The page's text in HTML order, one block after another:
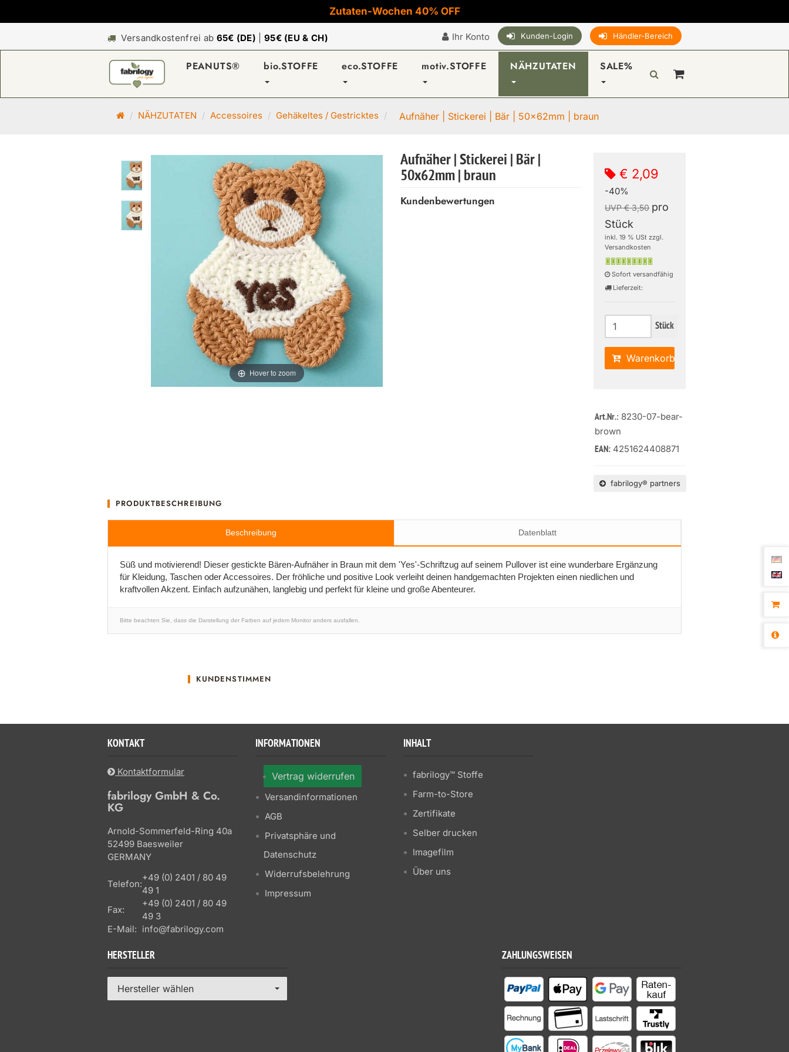
Zutaten-Wochen 40% OFF
Versandkostenfrei ab 65€ (DE) 95€ (EU & CH) Ihr Konto Kunden-Login Händler-Bereich
PEANUTS® bio.STOFFE eco.STOFFE motiv.STOFFE NÄHZUTATEN SALE%
S
s
e
i
t
NÄHZUTATEN Accessoires Gehäkeltes / Gestricktes Aufnäher | Stickerei | Bär | 50x62mm | braun
Hover to zoom
Aufnäher | Stickerei | Bär |
50x62mm | braun
Kundenbewertungen
€ 2,09
-40%
UVP € 3,50 pro
Stück
inkl. 19 % USt zzgl.
Versandkosten
Sofort versandfähig
Lieferzeit:
Stück
Warenkorb
Art.Nr.: 8230-07-bear-
brown
EAN: 4251624408871
fabrilogy® partners
PRODUKTBESCHREIBUNG
Beschreibung Datenblatt
Süß und motivierend! Dieser gestickte Bären-Aufnäher in Braun mit dem 'Yes'-Schriftzug auf seinem Pullover ist eine wunderbare Ergänzung
für Kleidung, Taschen oder Accessoires. Der fröhliche und positive Look verleiht deinen handgemachten Projekten einen niedlichen und
kraftvollen Akzent. Einfach aufzunähen, langlebig und perfekt für kleine und große Abenteurer.
Bitte beachten Sie, dass die Darstellung der Farben auf jedem Monitor anders ausfallen.
KUNDENSTIMMEN
KONTAKT
Kontaktformular
fabrilogy GmbH & Co.
KG
Arnold-Sommerfeld-Ring 40a
52499 Baesweiler
GERMANY
Telefon:
+49 (0) 2401 / 80 49
49 1
Fax:
+49 (0) 2401 / 80 49
49 3
E-Mail: info@fabrilogy.com
INFORMATIONEN
Vertrag widerrufen
Versandinformationen
AGB
Privatsphäre und
Datenschutz
Widerrufsbelehrung
Impressum
INHALT
fabrilogy™ Stoffe
Farm-to-Store
Zertifikate
Selber drucken
Imagefilm
Über uns
HERSTELLER
Hersteller wählen
ZAHLUNGSWEISEN